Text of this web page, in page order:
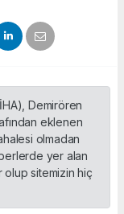
Demirören
eklenen
olmadan
yer alan
olup sitemizin hiç